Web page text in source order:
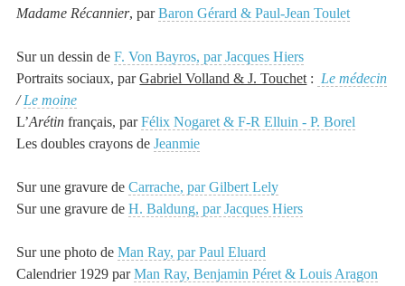
Madame Récannier, parBaron Gérard & Paul-Jean Toulet
Sur undessin deF. Von Bayros, par Jacques Hiers
Portraits sociaux, parGabriel Volland & J. Touchet : Le médecin
/Le moine
L’Arétin français, parFélix Nogaret & F-R Elluin - P. Borel
Les doubles crayons deJeanmie
Sur une gravure deCarrache, par Gilbert Lely
Sur une gravure deH. Baldung, par Jacques Hiers
Sur unephoto deMan Ray, par Paul Eluard
Calendrier 1929 parMan Ray, Benjamin Péret & Louis Aragon